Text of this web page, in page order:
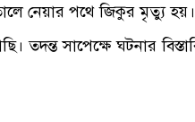
নেয়ার পথে জিকুর মৃত্যু হয়।
তদন্ত সাপেক্ষে ঘটনার